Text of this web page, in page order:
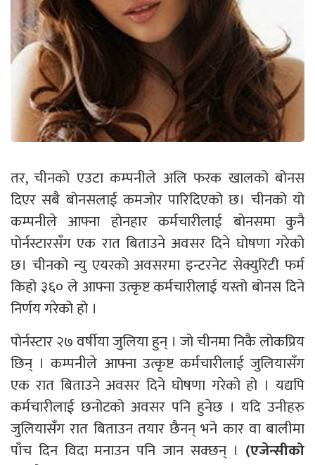
तर, चीनको एउटा कम्पनीले अलि फरक खालको बोनस
दिएर सबै बोनसलाई कमजोर पारिदिएको छ। चीनको यो
कम्पनीले आफ्ना होनहार कर्मचारीलाई बोनसमा कुनै
पोर्नस्टारसँग एक रात बिताउने अवसर दिने घोषणा गरेको
छ। चीनको न्यु एयरको अवसरमा इन्टरनेट सेक्युरिटी फर्म
किहो ३६० ले आफ्ना उत्कृष्ट कर्मचारीलाई यस्तो बोनस दिने
निर्णय गरेको हो ।
पोर्नस्टार २७ वर्षीया जुलिया हुन् । जो चीनमा निकै लोकप्रिय
छिन् । कम्पनीले आफ्ना उत्कृष्ट कर्मचारीलाई जुलियासँग
एक रात बिताउने अवसर दिने घोषणा गरेको हो । यद्यपि
कर्मचारीलाई छनोटको अवसर पनि हुनेछ । यदि उनीहरु
जुलियासँग रात बिताउन तयार छैनन् भने कार वा बालीमा
पाँच दिन विदा मनाउन पनि जान सक्छन् । (एजेन्सीको